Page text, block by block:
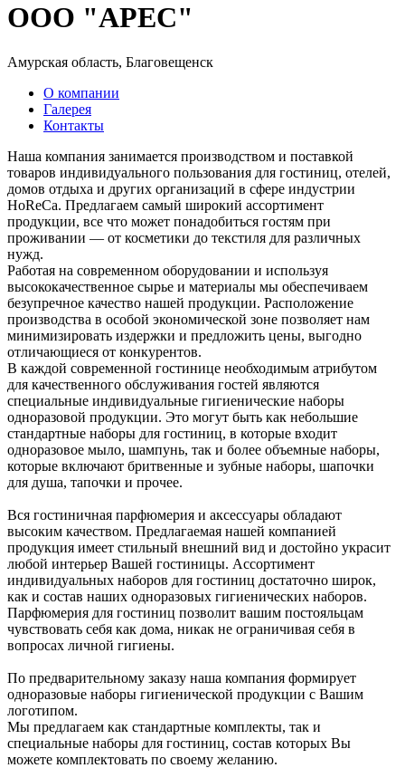
ООО "АРЕС"
Амурская область, Благовещенск
О компании
Галерея
Контакты
Наша компания занимается производством и поставкой
товаров индивидуального пользования для гостиниц, отелей,
домов отдыха и других организаций в сфере индустрии
HoReCa. Предлагаем самый широкий ассортимент
продукции, все что может понадобиться гостям при
проживании — от косметики до текстиля для различных
нужд.
Работая на современном оборудовании и используя
высококачественное сырье и материалы мы обеспечиваем
безупречное качество нашей продукции. Расположение
производства в особой экономической зоне позволяет нам
минимизировать издержки и предложить цены, выгодно
отличающиеся от конкурентов.
В каждой современной гостинице необходимым атрибутом
для качественного обслуживания гостей являются
специальные индивидуальные гигиенические наборы
одноразовой продукции. Это могут быть как небольшие
стандартные наборы для гостиниц, в которые входит
одноразовое мыло, шампунь, так и более объемные наборы,
которые включают бритвенные и зубные наборы, шапочки
для душа, тапочки и прочее.
Вся гостиничная парфюмерия и аксессуары обладают
высоким качеством. Предлагаемая нашей компанией
продукция имеет стильный внешний вид и достойно украсит
любой интерьер Вашей гостиницы. Ассортимент
индивидуальных наборов для гостиниц достаточно широк,
как и состав наших одноразовых гигиенических наборов.
Парфюмерия для гостиниц позволит вашим постояльцам
чувствовать себя как дома, никак не ограничивая себя в
вопросах личной гигиены.
По предварительному заказу наша компания формирует
одноразовые наборы гигиенической продукции с Вашим
логотипом.
Мы предлагаем как стандартные комплекты, так и
специальные наборы для гостиниц, состав которых Вы
можете комплектовать по своему желанию.